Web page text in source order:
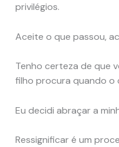
privilégios.
Aceite o que passou,
Tenho certeza de que
filho procura quando o
Eu decidi abraçar a
Ressignificar é um